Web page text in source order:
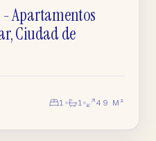
Apartamentos
Ciudad de
1 1 49 M²